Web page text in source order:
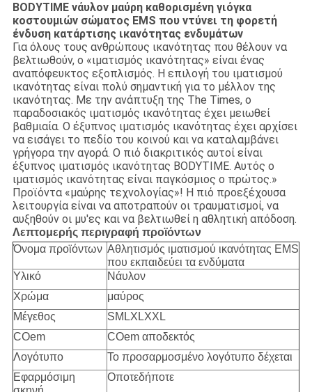
BODYTIME νάυλον μαύρη καθορισμένη γιόγκα
κοστουμιών σώματος EMS που ντύνει τη φορετή
ένδυση κατάρτισης ικανότητας ενδυμάτων
Για όλους τους ανθρώπους ικανότητας που θέλουν να
βελτιωθούν, ο «ιματισμός ικανότητας» είναι ένας
αναπόφευκτος εξοπλισμός. Η επιλογή του ιματισμού
ικανότητας είναι πολύ σημαντική για το μέλλον της
ικανότητας. Με την ανάπτυξη της The Times, ο
παραδοσιακός ιματισμός ικανότητας έχει μειωθεί
βαθμιαία. Ο έξυπνος ιματισμός ικανότητας έχει αρχίσει
να εισάγει το πεδίο του κοινού και να καταλαμβάνει
γρήγορα την αγορά. Ο πιό διακριτικός αυτοί είναι
έξυπνος ιματισμός ικανότητας BODYTIME. Αυτός ο
ιματισμός ικανότητας είναι παγκόσμιος ο πρώτος.»
Προϊόντα «μαύρης τεχνολογίας»! Η πιό προεξέχουσα
λειτουργία είναι να αποτραπούν οι τραυματισμοί, να
αυξηθούν οι μυ'ες και να βελτιωθεί η αθλητική απόδοση.
Λεπτομερής περιγραφή προϊόντων
Όνομα προϊόντων Αθλητισμός ιματισμού ικανότητας EMS
που εκπαιδεύει τα ενδύματα
Υλικό
Νάυλον
Χρώμα
μαύρος
Μέγεθος
SMLXLXXL
COem
COem αποδεκτός
Λογότυπο
Το προσαρμοσμένο λογότυπο δέχεται
Εφαρμόσιμη
Οποτεδήποτε